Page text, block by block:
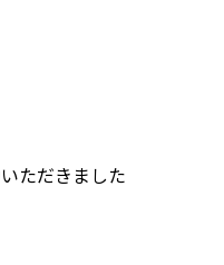
ただきました